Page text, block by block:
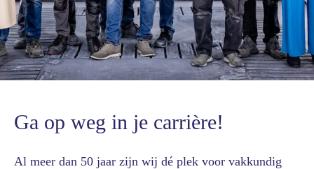
Ga op weg in je carrière!
Al meer dan 50 jaar zijn wij dé plek voor vakkundig